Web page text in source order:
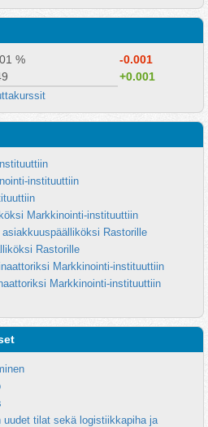
% -0.001
+0.001
instituuttiin
Markkinointi-instituuttiin
Rastorille
Rastorille
Markkinointi-instituuttiin
Markkinointi-instituuttiin
uudet tilat sekä logistiikkapiha ja